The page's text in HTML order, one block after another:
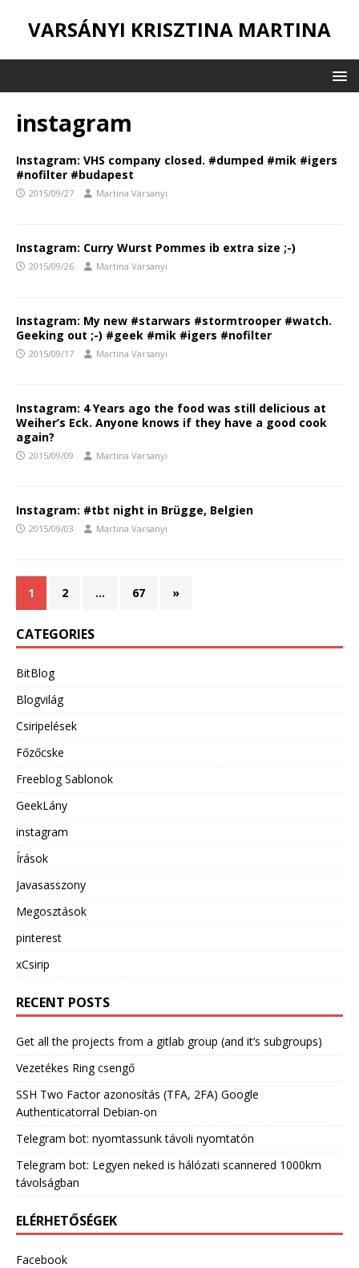
VARSÁNYI KRISZTINA MARTINA
instagram
Instagram: VHS company closed. #dumped #mik #igers
#nofilter #budapest
2015/09/27 Martina Varsanyi
Instagram: Curry Wurst Pommes ib extra size ;-)
2015/09/26 Martina Varsanyi
Instagram: My new #starwars #stormtrooper #watch.
Geeking out ;-) #geek #mik #igers #nofilter
2015/09/17 Martina Varsanyi
Instagram: 4 Years ago the food was still delicious at
Weiher’s Eck. Anyone knows if they have a good cook
again?
2015/09/09 Martina Varsanyi
Instagram: #tbt night in Brügge, Belgien
2015/09/03 Martina Varsanyi
1 2 … 67 »
CATEGORIES
BitBlog
Blogvilág
Csiripelések
Főzőcske
Freeblog Sablonok
GeekLány
instagram
Írások
Javasasszony
Megosztások
pinterest
xCsirip
RECENT POSTS
Get all the projects from a gitlab group (and it’s subgroups)
Vezetékes Ring csengő
SSH Two Factor azonosítás (TFA, 2FA) Google
Authenticatorral Debian-on
Telegram bot: nyomtassunk távoli nyomtatón
Telegram bot: Legyen neked is hálózati scannered 1000km
távolságban
ELÉRHETŐSÉGEK
Facebook